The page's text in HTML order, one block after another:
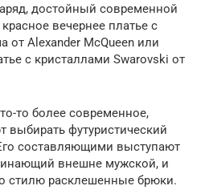
достойный современной
вечернее платье с
от Alexander McQueen или
с кристаллами Swarovski от
то более современное,
футуристический
составляющими выступают
внешне мужской, и
стилю расклешенные брюки.